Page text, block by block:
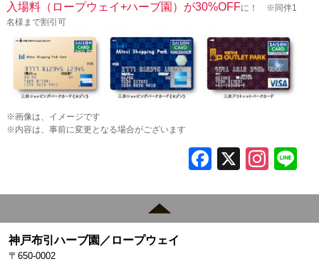
入場料（ロープウェイ+ハーブ園）が30%OFFに！ ※同伴1
名様まで割引可
※画像は、イメージです
※内容は、事前に変更となる場合がございます
F
e
X In
gr
神戸布引ハーブ園／ロープウェイ
〒650-0002